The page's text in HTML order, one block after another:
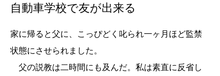
自動車学校で友が出来る
家に帰ると父に、こっぴどく叱られ一ヶ月ほど監禁
状態にさせられました。
父の説教は二時間にも及んだ。私は素直に反省し